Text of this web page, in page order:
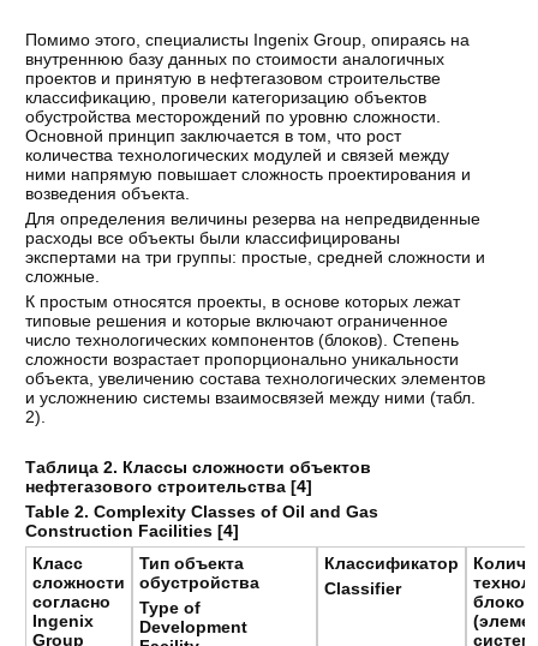
Помимо этого, специалисты Ingenix Group, опираясь на
внутреннюю базу данных по стоимости аналогичных
проектов и принятую в нефтегазовом строительстве
классификацию, провели категоризацию объектов
обустройства месторождений по уровню сложности.
Основной принцип заключается в том, что рост
количества технологических модулей и связей между
ними напрямую повышает сложность проектирования и
возведения объекта.
Для определения величины резерва на непредвиденные
расходы все объекты были классифицированы
экспертами на три группы: простые, средней сложности и
сложные.
К простым относятся проекты, в основе которых лежат
типовые решения и которые включают ограниченное
число технологических компонентов (блоков). Степень
сложности возрастает пропорционально уникальности
объекта, увеличению состава технологических элементов
и усложнению системы взаимосвязей между ними (табл.
2).
Таблица 2. Классы сложности объектов
нефтегазового строительства [4]
Table 2. Complexity Classes of Oil and Gas
Construction Facilities [4]
Класс
сложности
согласно
Ingenix
Group
Тип объекта
обустройства
Type of
Development
Классификатор
Classifier
блоков